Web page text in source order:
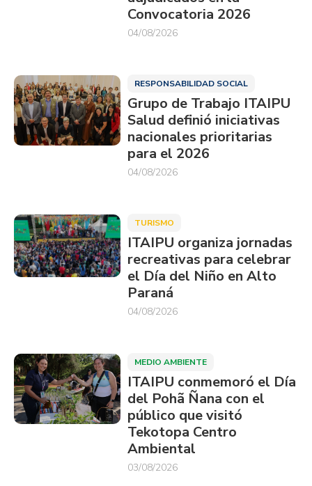
Convocatoria 2026
04/08/2026
RESPONSABILIDAD SOCIAL
Grupo de Trabajo ITAIPU
Salud definió iniciativas
nacionales prioritarias
para el 2026
04/08/2026
TURISMO
ITAIPU organiza jornadas
recreativas para celebrar
el Día del Niño en Alto
Paraná
04/08/2026
MEDIO AMBIENTE
ITAIPU conmemoró el Día
del Pohã Ñana con el
público que visitó
Tekotopa Centro
Ambiental
03/08/2026